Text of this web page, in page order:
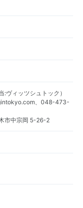
ヴィッツシュトック）
、048-473-
市中宗岡 5-26-2